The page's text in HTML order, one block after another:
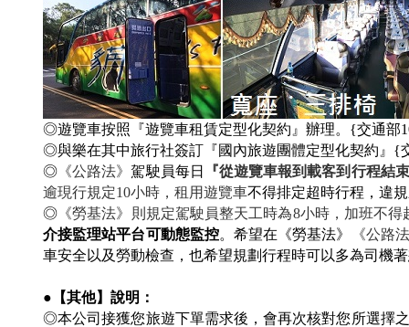
◎遊覽車按照『遊覽車租賃定型化契約』辦理。{交通部
◎與樂在其中旅行社簽訂『國內旅遊團體定型化契約』{
◎ 《公路法》駕駛員每日
『從遊覽車報到載客到行程結束
逾現行規定10小時，租用遊覽車不得排定超時行程，違
◎ 《勞基法》則規定駕駛員整天工時為8小時，加班不
介接監理站平台可動態監控。希望在《勞基法》
《公路
車安全以及勞動檢查，也希望規劃行程時可以多為司機
●【其他】說明：
◎本公司接獲您旅遊下單需求後，會再次核對您所選擇